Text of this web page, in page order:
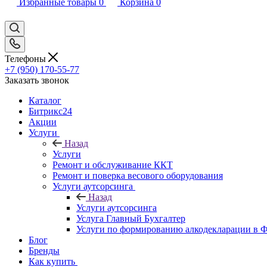
Избранные товары 0 Корзина 0
Телефоны
+7 (950) 170-55-77
Заказать звонок
Каталог
Битрикс24
Акции
Услуги
Назад
Услуги
Ремонт и обслуживание ККТ
Ремонт и поверка весового оборудования
Услуги аутсорсинга
Назад
Услуги аутсорсинга
Услуга Главный Бухгалтер
Услуги по формированию алкодекларации в
Блог
Бренды
Как купить